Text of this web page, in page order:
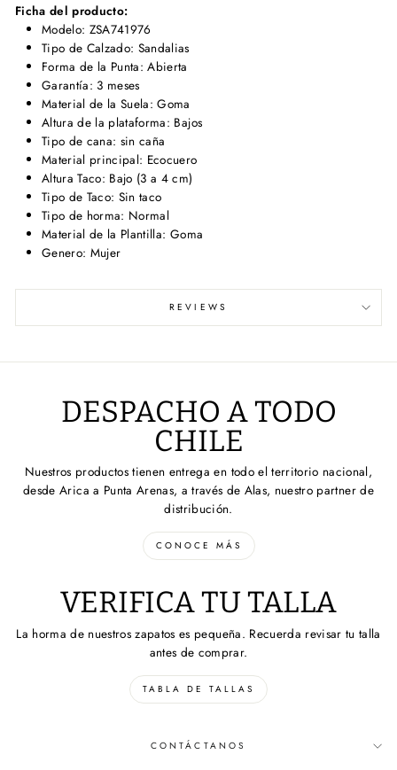
Ficha del producto:
Modelo: ZSA741976
Tipo de Calzado: Sandalias
Forma de la Punta: Abierta
Garantía: 3 meses
Material de la Suela: Goma
Altura de la plataforma: Bajos
Tipo de cana: sin caña
Material principal: Ecocuero
Altura Taco: Bajo (3 a 4 cm)
Tipo de Taco: Sin taco
Tipo de horma: Normal
Material de la Plantilla: Goma
Genero: Mujer
REVIEWS
DESPACHO A TODO
CHILE
Nuestros productos tienen entrega en todo el territorio nacional,
desde Arica a Punta Arenas, a través de Alas, nuestro partner de
distribución.
CONOCE MÁS
VERIFICA TU TALLA
La horma de nuestros zapatos es pequeña. Recuerda revisar tu talla
antes de comprar.
TABLA DE TALLAS
CONTÁCTANOS